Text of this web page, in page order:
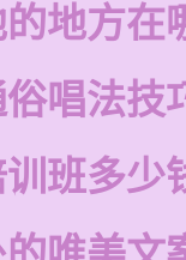
地方在
唱法技
班多少